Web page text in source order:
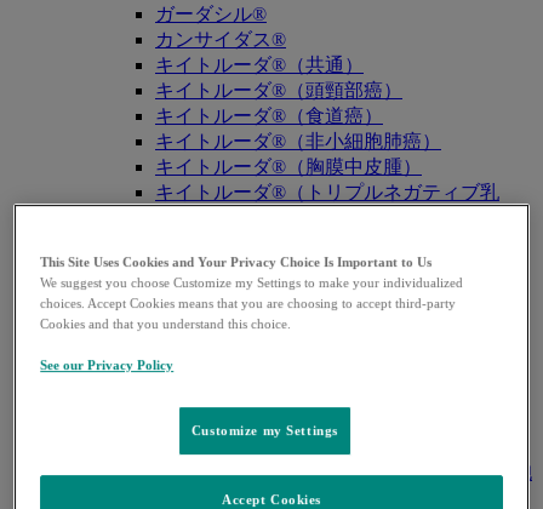
ガーダシル®
カンサイダス®
キイトルーダ®（共通）
キイトルーダ®（頭頸部癌）
キイトルーダ®（食道癌）
キイトルーダ®（非小細胞肺癌）
キイトルーダ®（胸膜中皮腫）
キイトルーダ®（トリプルネガティブ乳
キイトルーダ®（胆道癌）
キイトルーダ®（腎細胞癌）
キイトルーダ®（尿路上皮癌）
キイトルーダ®（子宮頸癌）
キイトルーダ®（古典的ホジキンリンパ
キイトルーダ®（原発性縦隔大細胞型B細胞
リンパ腫（PMBCL））
This Site Uses Cookies and Your Privacy Choice Is Important to Us
We suggest you choose Customize my Settings to make your individualized
choices. Accept Cookies means that you are choosing to accept third-party
Cookies and that you understand this choice.
See our Privacy Policy
Customize my Settings
Accept Cookies